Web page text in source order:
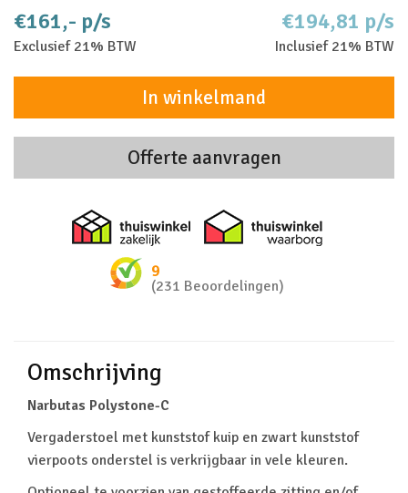
€161,- p/s
Exclusief 21% BTW
€194,81 p/s
Inclusief 21% BTW
In winkelmand
Offerte aanvragen
Thuiswinkel zakelijk
9
(231 Beoordelingen)
Omschrijving
Narbutas Polystone-C
Vergaderstoel met kunststof kuip en zwart kunststof
vierpoots onderstel is verkrijgbaar in vele kleuren.